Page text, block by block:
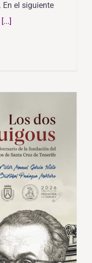
el siguiente
[...]